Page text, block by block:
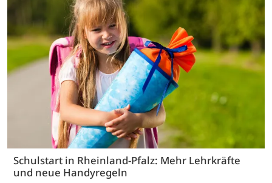
Schulstart in Rheinland-Pfalz: Mehr Lehrkräfte
und neue Handyregeln